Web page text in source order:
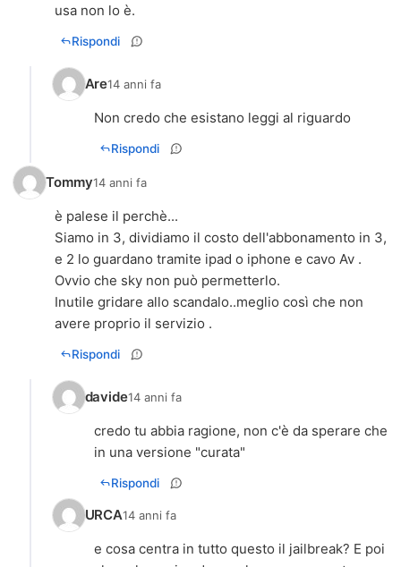
usa non lo è.
Rispondi
Are14 anni fa
Non credo che esistano leggi al riguardo
Rispondi
Tommy14 anni fa
è palese il perchè...
Siamo in 3, dividiamo il costo dell'abbonamento in 3,
e 2 lo guardano tramite ipad o iphone e cavo Av .
Ovvio che sky non può permetterlo.
Inutile gridare allo scandalo..meglio così che non
avere proprio il servizio .
Rispondi
davide14 anni fa
credo tu abbia ragione, non c'è da sperare che
in una versione "curata"
Rispondi
URCA14 anni fa
e cosa centra in tutto questo il jailbreak? E poi